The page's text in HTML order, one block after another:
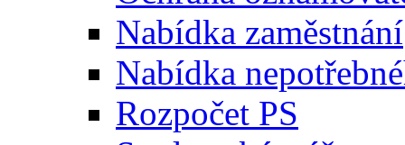
Nabídka zaměstnání
Nabídka
Rozpočet PS